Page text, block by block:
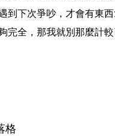
到下次爭吵，才會有東
完全，那我就別那麼計較
格